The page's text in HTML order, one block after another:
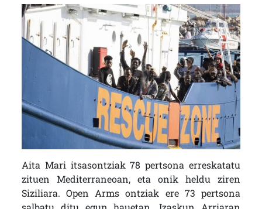
Aita Mari itsasontziak 78 pertsona erreskatatu
zituen Mediterraneoan, eta onik heldu ziren
Siziliara. Open Arms ontziak ere 73 pertsona